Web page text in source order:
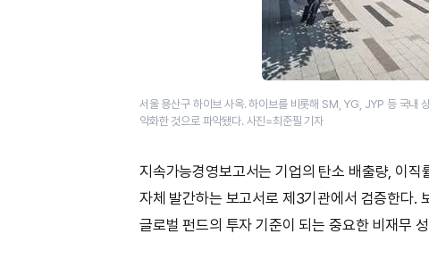
서울 용산구 하이브 사옥. 하이브를 비롯해 SM, YG, JYP 등 국내
악화한 것으로 파악됐다. 사진=최준필 기자
지속가능경영보고서는 기업의 탄소 배출량, 이
자체 발간하는 보고서로 제3기관에서 검증한다.
글로벌 펀드의 투자 기준이 되는 중요한 비재무